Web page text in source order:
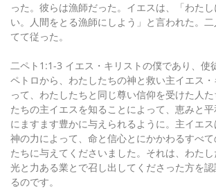
った。彼らは漁師だった。イエスは、「わた
い。人間をとる漁師にしよう」と言われた。
てて従った。
二ペト1:1-3 イエス・キリストの僕であり、使
ペトロから、わたしたちの神と救い主イエス
って、わたしたちと同じ尊い信仰を受けた人
たちの主イエスを知ることによって、恵みと
にますます豊かに与えられるように。主イエ
神の力によって、命と信心とにかかわるすべ
たちに与えてくださいました。それは、わた
光と力ある業とで召し出してくださった方を
るのです。